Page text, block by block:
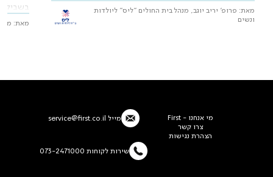
מאת: פרופ' יריב יוגב, מנהל בית החולים "ליס" ליולדות
ונשים
בשבילך!
מאת:
מי אנחנו - First
צרו קשר
הצהרת נגישות
מייל service@first.co.il
שירות לקוחות 073-2471000